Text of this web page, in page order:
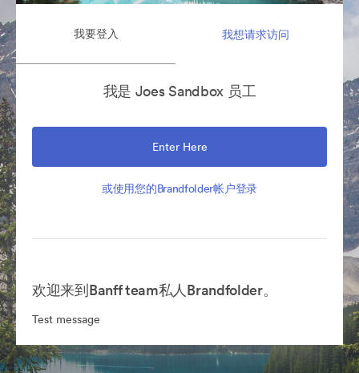
我要登入 我想请求访问
我是 Joes Sandbox 员工
Enter Here
或使用您的Brandfolder帐户登录
欢迎来到Banff team私人Brandfolder。
Test message